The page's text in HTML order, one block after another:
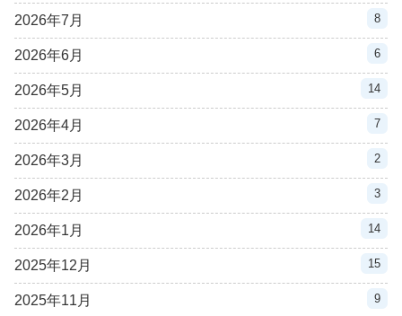
2026年7月 8
2026年6月 6
2026年5月 14
2026年4月 7
2026年3月 2
2026年2月 3
2026年1月 14
2025年12月 15
2025年11月 9